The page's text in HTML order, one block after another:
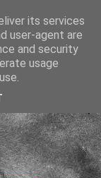
▼
its services
user-agent are
and security
usage